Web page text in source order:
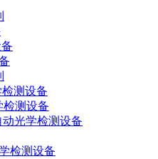
测设备
检测设备
动光学检测设备
检测设备